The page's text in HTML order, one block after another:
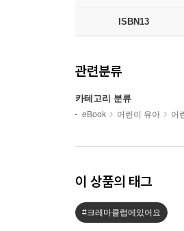
ISBN13
관련분류
카테고리 분류
eBook 어린이 유아 어
이 상품의 태그
#크레마클럽에있어요